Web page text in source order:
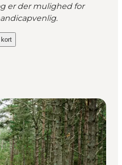
er der mulighed for
Storådalen"
ved Storådalen on_map